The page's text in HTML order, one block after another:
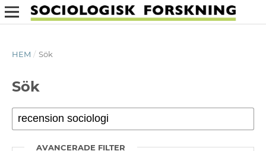
HEM / Sök
Sök
AVANCERADE FILTER